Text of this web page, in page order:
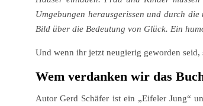
Umgebungen herausgerissen und durch
Bild über die Bedeutung von Glück. Ein
Und wenn ihr jetzt neugierig geworden seid,
Wem verdanken wir das
Autor Gerd Schäfer ist ein „Eifeler Jung“